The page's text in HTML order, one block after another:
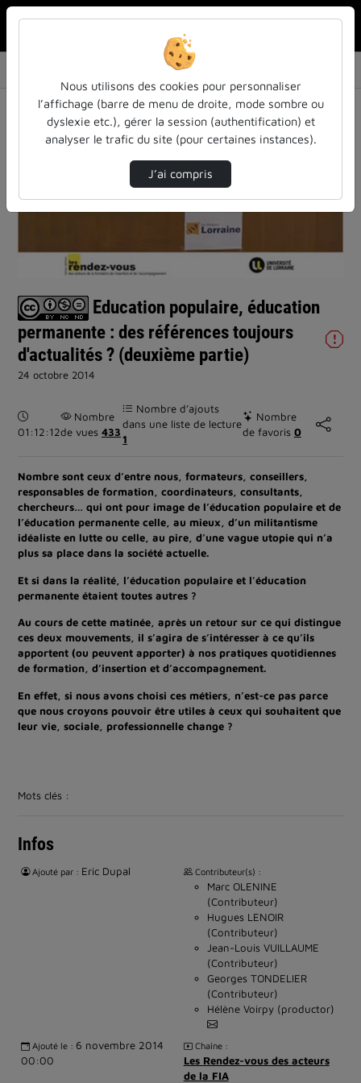
Education populaire, éducation permanente : …
Lire
la
Education populaire, éducation
permanente : des références toujours
d'actualités ? (deuxième partie)
24 octobre 2014
Durée :
01:12:12
Nombre
de vues 433
Nombre d’ajouts
dans une liste de lecture
1
Nombre
de favoris 0
Nombre sont ceux d’entre nous, formateurs, conseillers,
responsables de formation, coordinateurs, consultants,
chercheurs… qui ont pour image de l’éducation populaire et de
l’éducation permanente celle, au mieux, d’un militantisme
idéaliste en lutte ou celle, au pire, d’une vague utopie qui n’a
plus sa place dans la société actuelle.
Et si dans la réalité, l’éducation populaire et l'éducation
permanente étaient toutes autres ?
Au cours de cette matinée, après un retour sur ce qui distingue
ces deux mouvements, il s’agira de s’intéresser à ce qu’ils
apportent (ou peuvent apporter) à nos pratiques quotidiennes
de formation, d’insertion et d’accompagnement.
En effet, si nous avons choisi ces métiers, n’est-ce pas parce
que nous croyons pouvoir être utiles à ceux qui souhaitent que
leur vie, sociale, professionnelle change ?
Mots clés :
Infos
Ajouté par : Eric Dupal Contributeur(s) :
Marc OLENINE
(Contributeur)
Hugues LENOIR
(Contributeur)
Jean-Louis VUILLAUME
(Contributeur)
Georges TONDELIER
(Contributeur)
Hélène Voirpy (productor)
Ajouté le : 6 novembre 2014
00:00
Chaîne :
Les Rendez-vous des acteurs
de la FIA
Nous utilisons des cookies pour personnaliser
l’affichage (barre de menu de droite, mode sombre ou
dyslexie etc.), gérer la session (authentification) et
analyser le trafic du site (pour certaines instances).
J’ai compris